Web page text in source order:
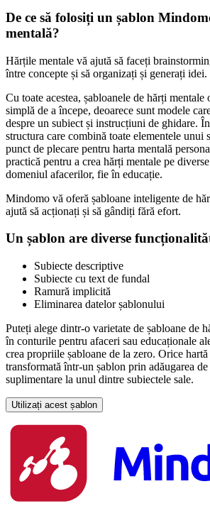
De ce să folosiți un șablon
mentală?
Hărțile mentale vă ajută să faceți
între concepte și să organizați și generați idei.
Cu toate acestea, șabloanele de hărți
simplă de a începe, deoarece sunt modele
despre un subiect și instrucțiuni de ghidare.
structura care combină toate elementele unui
punct de plecare pentru harta mentală
practică pentru a crea hărți mentale pe
domeniul afacerilor, fie în educație.
Mindomo vă oferă șabloane inteligente de
ajută să acționați și să gândiți fără efort.
Un șablon are diverse
Subiecte descriptive
Subiecte cu text de fundal
Ramură implicită
Eliminarea datelor șablonului
Puteți alege dintr-o varietate de șabloane de
în conturile pentru afaceri sau educaționale
crea propriile șabloane de la zero. Orice
transformată într-un șablon prin adăugarea
suplimentare la unul dintre subiectele sale.
Utilizați acest șablon